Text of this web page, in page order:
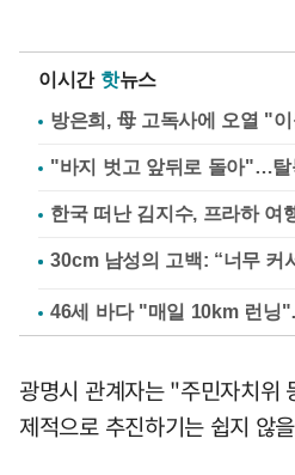
이시간 핫뉴스
방은희, 母 고독사에 오열 "
"바지 벗고 앞뒤로 돌아"…탈
한국 떠난 김지수, 프라하
46세 바다 "매일 10km 런닝
광명시 관계자는 "주민자치위
제적으로 추진하기는 쉽지 않